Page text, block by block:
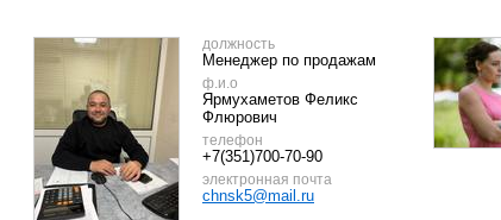
должность
Менеджер по продажам
ф.и.о
Ярмухаметов Феликс
Флюрович
телефон
+7(351)700-70-90
электронная почта
chnsk5@mail.ru